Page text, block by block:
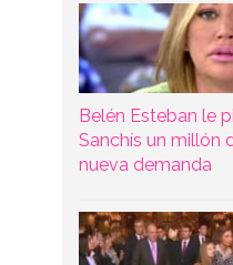
Belén Esteban le
Sanchís un millón
nueva demanda